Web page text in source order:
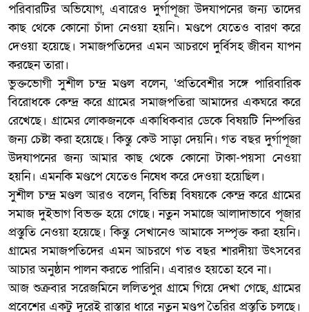
পরিবারটির অভিযোগ, এবারেও দুর্গাপূজা উদযাপনের জন্য তাদের
কাছ থেকে কোনো চাঁদা নেওয়া হয়নি। মণ্ডপে যেতেও বারণ করে
দেওয়া হয়েছে। সমাজপতিদের এমন আচরণে দুর্বিসহ জীবন যাপন
করছেন তারা।
ভুক্তভোগী সুশীল চন্দ্র মণ্ডল বলেন, ‘প্রতিবেশীর সঙ্গে পারিবারিক
বিরোধকে কেন্দ্র করে গ্রামের সমাজপতিরা আমাদের একঘরে করে
রেখেছে। গ্রামের লোকজনকে একাধিকবার ডেকে বিষয়টি নিম্পত্তির
জন্য চেষ্টা করা হয়েছে। কিন্তু কেউ সাড়া দেয়নি। গত বছর দুর্গাপূজা
উদযাপনের জন্য আমার কাছ থেকে কোনো টাকা-পয়সা নেওয়া
হয়নি। এমনকি মণ্ডপে যেতেও নিষেধ করে দেওয়া হয়েছিল।
সুশীল চন্দ্র মণ্ডল আরও বলেন, বিভিন্ন বিষয়কে কেন্দ্র করে গ্রামের
সমাজ দুইভাগ বিভক্ত হয়ে গেছে। নতুন সমাজে আলাদাভাবে পূজার
প্রস্তুতি নেওয়া হয়েছে। কিন্তু সেখানেও আমাকে সম্পৃক্ত করা হয়নি।
গ্রামের সমাজপতিদের এমন আচরণে গত বছর শারদীয়া উৎসবের
আচার অনুষ্ঠান পালন করতে পারিনি। এবারও হয়তো হবে না।
আজ শুক্রবার সরেজমিনে ললিতপুর গ্রামে গিয়ে দেখা গেছে, গ্রামের
প্রবেশের একটু দুরেই রাস্তার ধারে নতুন মণ্ডপ তৈরির প্রস্তুতি চলছে।